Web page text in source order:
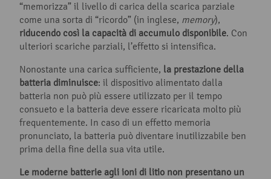
“memorizza” il livello di carica della scarica parziale
come una sorta di “ricordo” (in inglese, memory),
riducendo così la capacità di accumulo disponibile. Con
ulteriori scariche parziali, l’effetto si intensifica.
Nonostante una carica sufficiente, la prestazione della
batteria diminuisce: il dispositivo alimentato dalla
batteria non può più essere utilizzato per il tempo
consueto e la batteria deve essere ricaricata molto più
frequentemente. In caso di un effetto memoria
pronunciato, la batteria può diventare inutilizzabile ben
prima della fine della sua vita utile.
Le moderne batterie agli ioni di litio non presentano un